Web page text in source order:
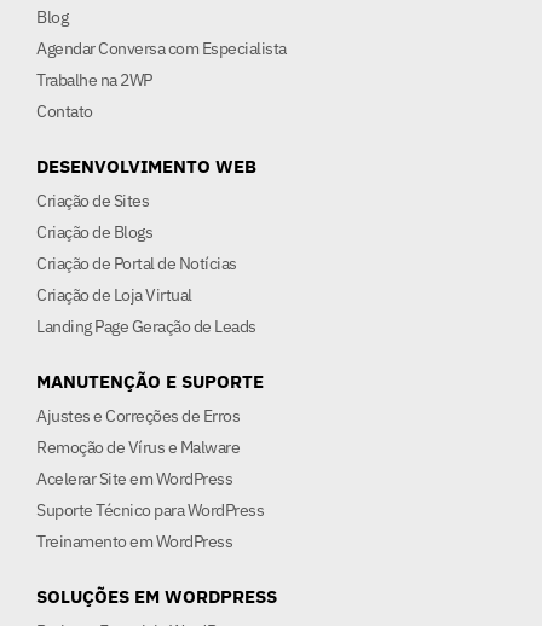
Blog
Agendar Conversa com Especialista
Trabalhe na 2WP
Contato
DESENVOLVIMENTO WEB
Criação de Sites
Criação de Blogs
Criação de Portal de Notícias
Criação de Loja Virtual
Landing Page Geração de Leads
MANUTENÇÃO E SUPORTE
Ajustes e Correções de Erros
Remoção de Vírus e Malware
Acelerar Site em WordPress
Suporte Técnico para WordPress
Treinamento em WordPress
SOLUÇÕES EM WORDPRESS